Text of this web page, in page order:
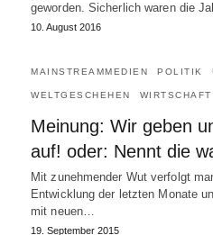
geworden. Sicherlich waren die
10. August 2016
MAINSTREAMMEDIEN POLITIK
WELTGESCHEHEN WIRTSCHAFT
Meinung: Wir geben
auf! oder: Nennt die
Mit zunehmender Wut verfolgt
Entwicklung der letzten Monate
mit neuen…
19. September 2015